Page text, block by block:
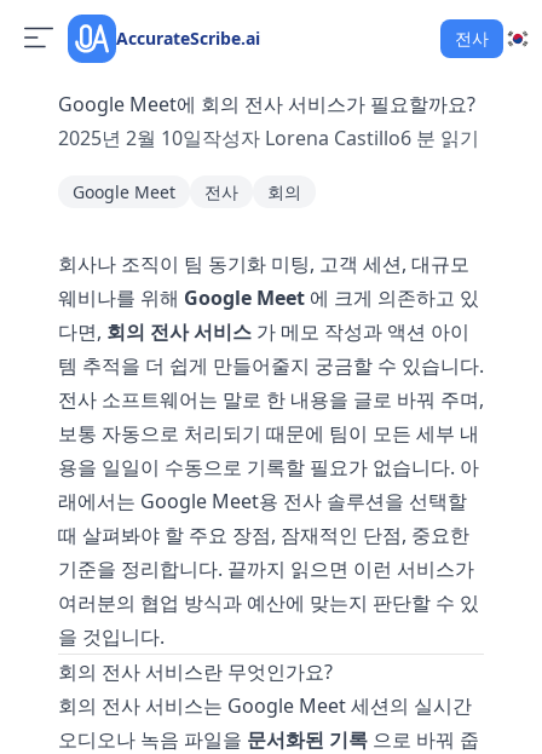
AccurateScribe.ai 전사
Google Meet에 회의 전사 서비스가 필요할까요?
2025년 2월 10일작성자 Lorena Castillo6 분 읽기
Google Meet 전사 회의
회사나 조직이 팀 동기화 미팅, 고객 세션, 대규모
웨비나를 위해 Google Meet 에 크게 의존하고 있
다면, 회의 전사 서비스 가 메모 작성과 액션 아이
템 추적을 더 쉽게 만들어줄지 궁금할 수 있습니다.
전사 소프트웨어는 말로 한 내용을 글로 바꿔 주며,
보통 자동으로 처리되기 때문에 팀이 모든 세부 내
용을 일일이 수동으로 기록할 필요가 없습니다. 아
래에서는 Google Meet용 전사 솔루션을 선택할
때 살펴봐야 할 주요 장점, 잠재적인 단점, 중요한
기준을 정리합니다. 끝까지 읽으면 이런 서비스가
여러분의 협업 방식과 예산에 맞는지 판단할 수 있
을 것입니다.
회의 전사 서비스란 무엇인가요?
회의 전사 서비스는 Google Meet 세션의 실시간
오디오나 녹음 파일을 문서화된 기록 으로 바꿔 줍